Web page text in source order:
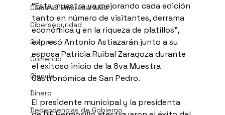
Cámaras Empresariales
Ciberseguridad
Cultura
Comercio
Ciencia
Dinero
Dependencias de Gobierno
“Esta muestra va mejorando cada edición
tanto en número de visitantes, derrama
económica y en la riqueza de platillos”,
expresó Antonio Astiazarán junto a su
esposa Patricia Ruibal Zaragoza durante
el exitoso inicio de la 8va Muestra
Gastronómica de San Pedro.
El presidente municipal y la presidenta